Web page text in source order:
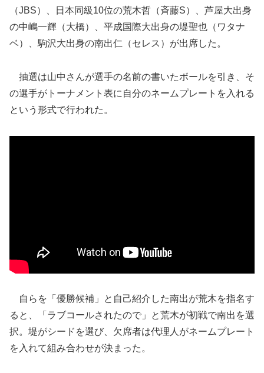
（JBS）、日本同級10位の荒木哲（斉藤S）、芦屋大出身
の中嶋一輝（大橋）、平成国際大出身の堤聖也（ワタナ
ベ）、駒沢大出身の南出仁（セレス）が出席した。
抽選は山中さんが選手の名前の書いたボールを引き、そ
の選手がトーナメント表に自分のネームプレートを入れる
という形式で行われた。
自らを「優勝候補」と自己紹介した南出が荒木を指名す
ると、「ラブコールされたので」と荒木が初戦で南出を選
択。堤がシードを選び、欠席者は代理人がネームプレート
を入れて組み合わせが決まった。